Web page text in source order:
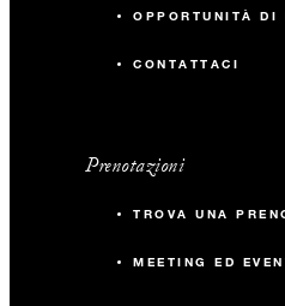
OPPORTUNITÀ DI
CONTATTACI
Prenotazioni
TROVA UNA
MEETING ED